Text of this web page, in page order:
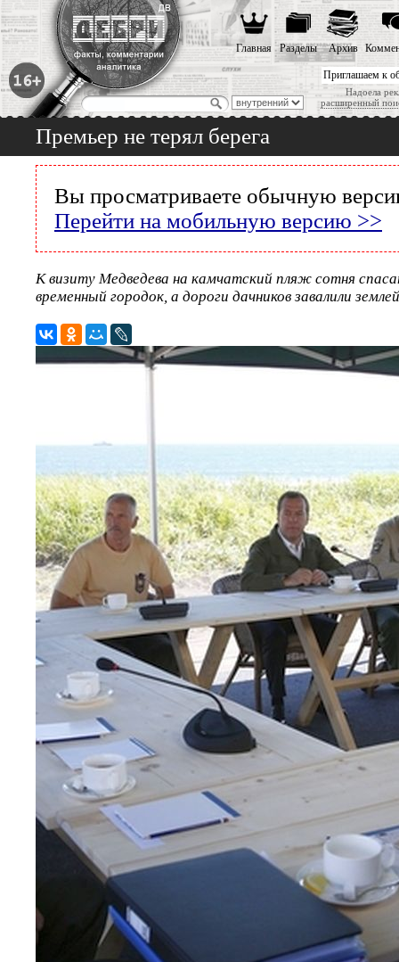
Приглашаем к
Надоела
расширенный
Главная Разделы Архив
Премьер не терял берега
Вы просматриваете обычную
Перейти на мобильную версию >>
К визиту Медведева на камчатский пляж сотня
временный городок, а дороги дачников завалили землей